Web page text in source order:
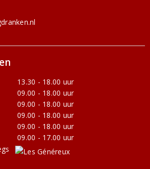
13.30 - 18.00 uur
09.00 - 18.00 uur
09.00 - 18.00 uur
09.00 - 18.00 uur
09.00 - 18.00 uur
09.00 - 17.00 uur